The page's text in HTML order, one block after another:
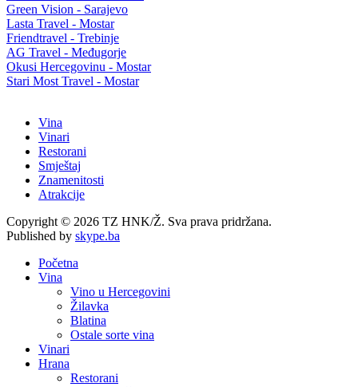
Green Vision - Sarajevo
Lasta Travel - Mostar
Friendtravel - Trebinje
AG Travel - Međugorje
Okusi Hercegovinu - Mostar
Stari Most Travel - Mostar
Vina
Vinari
Restorani
Smještaj
Znamenitosti
Atrakcije
Copyright © 2026 TZ HNK/Ž. Sva prava pridržana.
Published by skype.ba
Početna
Vina
Vino u Hercegovini
Žilavka
Blatina
Ostale sorte vina
Vinari
Hrana
Restorani